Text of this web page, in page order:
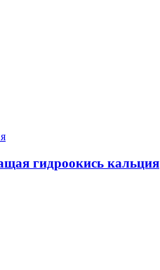
гидроокись кальция